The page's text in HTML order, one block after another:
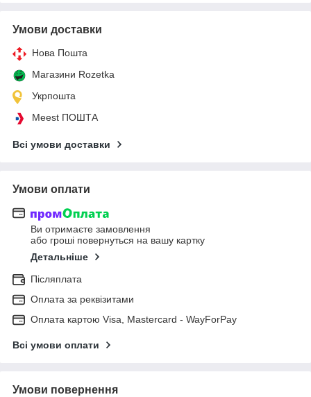
Умови доставки
Нова Пошта
Магазини Rozetka
Укрпошта
Meest ПОШТА
Всі умови доставки
Умови оплати
Ви отримаєте замовлення
або гроші повернуться на вашу картку
Детальніше
Післяплата
Оплата за реквізитами
Оплата картою Visa, Mastercard - WayForPay
Всі умови оплати
Умови повернення